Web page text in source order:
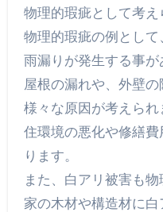
物理的瑕疵として考え
物理的瑕疵の例とし
雨漏りが発生する事が
屋根の漏れや、外壁の
様々な原因が考えら
住環境の悪化や修繕
ります。
また、白アリ被害も物
家の木材や構造材に